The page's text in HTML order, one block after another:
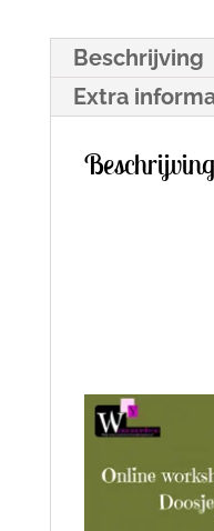
/
Curio
aantal
Beschrijving
Extra
Beschrijving